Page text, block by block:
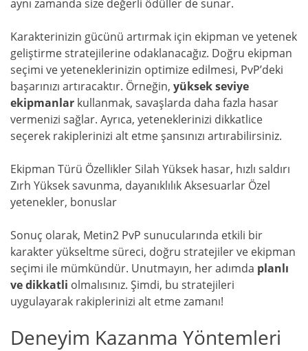
aynı zamanda size değerli ödüller de sunar.
Karakterinizin gücünü artırmak için ekipman ve yetenek
geliştirme stratejilerine odaklanacağız. Doğru ekipman
seçimi ve yeteneklerinizin optimize edilmesi, PvP’deki
başarınızı artıracaktır. Örneğin, yüksek seviye
ekipmanlar kullanmak, savaşlarda daha fazla hasar
vermenizi sağlar. Ayrıca, yeteneklerinizi dikkatlice
seçerek rakiplerinizi alt etme şansınızı artırabilirsiniz.
Ekipman Türü Özellikler Silah Yüksek hasar, hızlı saldırı
Zırh Yüksek savunma, dayanıklılık Aksesuarlar Özel
yetenekler, bonuslar
Sonuç olarak, Metin2 PvP sunucularında etkili bir
karakter yükseltme süreci, doğru stratejiler ve ekipman
seçimi ile mümkündür. Unutmayın, her adımda planlı
ve dikkatli olmalısınız. Şimdi, bu stratejileri
uygulayarak rakiplerinizi alt etme zamanı!
Deneyim Kazanma Yöntemleri